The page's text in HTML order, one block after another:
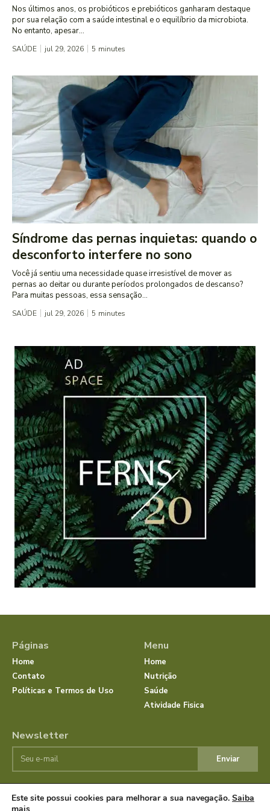
Nos últimos anos, os probióticos e prebióticos ganharam destaque
por sua relação com a saúde intestinal e o equilíbrio da microbiota.
No entanto, apesar...
SAÚDE jul 29, 2026 5 minutes
Síndrome das pernas inquietas: quando o
desconforto interfere no sono
Você já sentiu uma necessidade quase irresistível de mover as
pernas ao deitar ou durante períodos prolongados de descanso?
Para muitas pessoas, essa sensação...
SAÚDE jul 29, 2026 5 minutes
Páginas
Home
Contato
Políticas e Termos de Uso
Menu
Home
Nutrição
Saúde
Atividade Fisica
Newsletter
Enviar
© JornalSaudeBemEstar.Com.Br 2025 Todos os direitos
Este site possui cookies para melhorar a sua navegação. Saiba